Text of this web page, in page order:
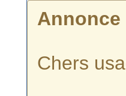
Annonce
Chers